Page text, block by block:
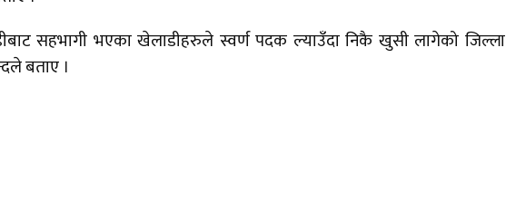
सहभागी भएका खेलाडीहरुले स्वर्ण पदक ल्याउँदा निकै खुसी लागेको जिल्ला
बताए ।